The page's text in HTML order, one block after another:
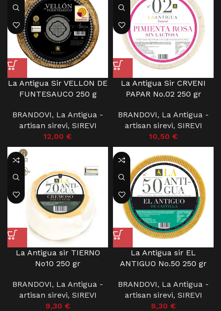
La Antigua Sir VELLON DE
FUNTESAUCO 250 g
BRANDOVI, La Antigua -
artisan sirevi, SIREVI
12,00 €
La Antigua Sir CRVENI
PAPAR No.02 250 gr
BRANDOVI, La Antigua -
artisan sirevi, SIREVI
10,50 €
La Antigua sir TIERNO
No10 250 gr
BRANDOVI, La Antigua -
artisan sirevi, SIREVI
9,30 €
La Antigua sir EL
ANTIGUO No.50 250 gr
BRANDOVI, La Antigua -
artisan sirevi, SIREVI
8,30 €